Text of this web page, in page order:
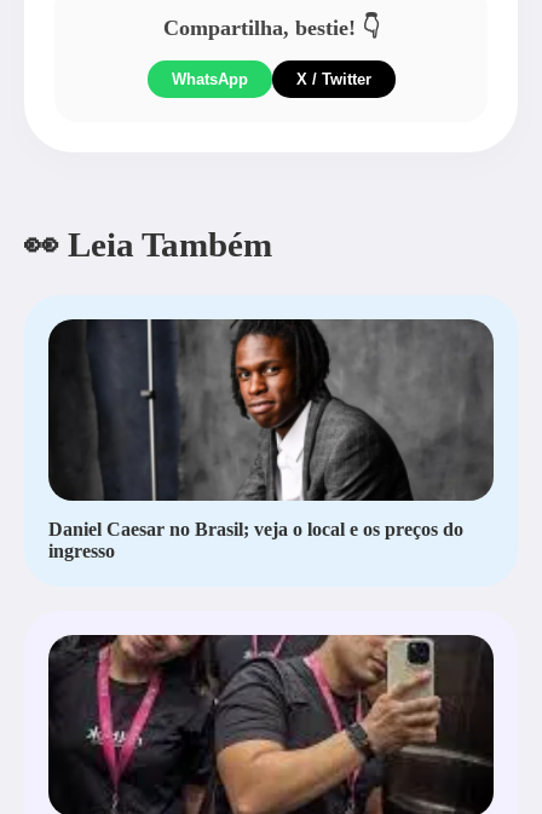
Compartilha, bestie! 👇
WhatsApp X / Twitter
👀 Leia Também
Daniel Caesar no Brasil; veja o local e os preços do
ingresso